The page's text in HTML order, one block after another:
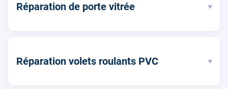
Réparation de porte vitrée ▾
Réparation volets roulants PVC ▾